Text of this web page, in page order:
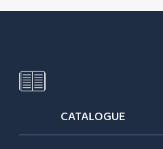
CATALOGUE